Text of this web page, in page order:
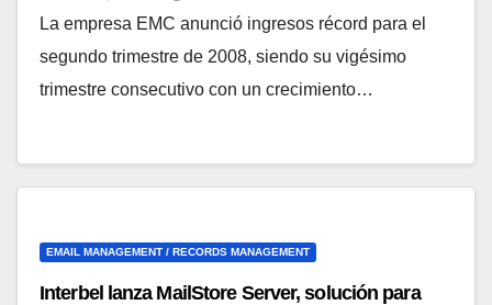
La empresa EMC anunció ingresos récord para el
segundo trimestre de 2008, siendo su vigésimo
trimestre consecutivo con un crecimiento…
EMAIL MANAGEMENT / RECORDS MANAGEMENT
Interbel lanza MailStore Server, solución para